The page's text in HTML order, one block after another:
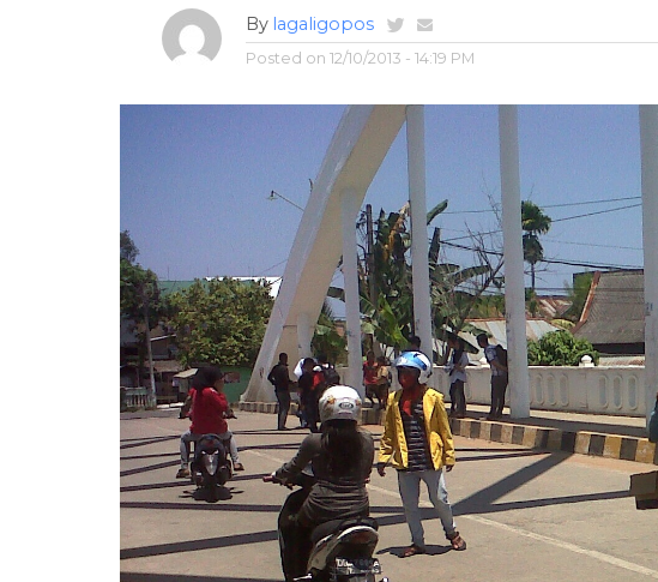
By lagaligopos
Posted on 12/10/2013 - 14:19 PM